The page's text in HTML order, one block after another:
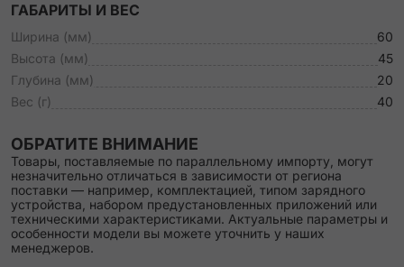
ГАБАРИТЫ И ВЕС
Ширина (мм)
60
Высота (мм)
45
Глубина (мм)
20
Вес (г)
40
ОБРАТИТЕ ВНИМАНИЕ
Товары, поставляемые по параллельному импорту, могут
незначительно отличаться в зависимости от региона
поставки — например, комплектацией, типом зарядного
устройства, набором предустановленных приложений или
техническими характеристиками. Актуальные параметры и
особенности модели вы можете уточнить у наших
менеджеров.